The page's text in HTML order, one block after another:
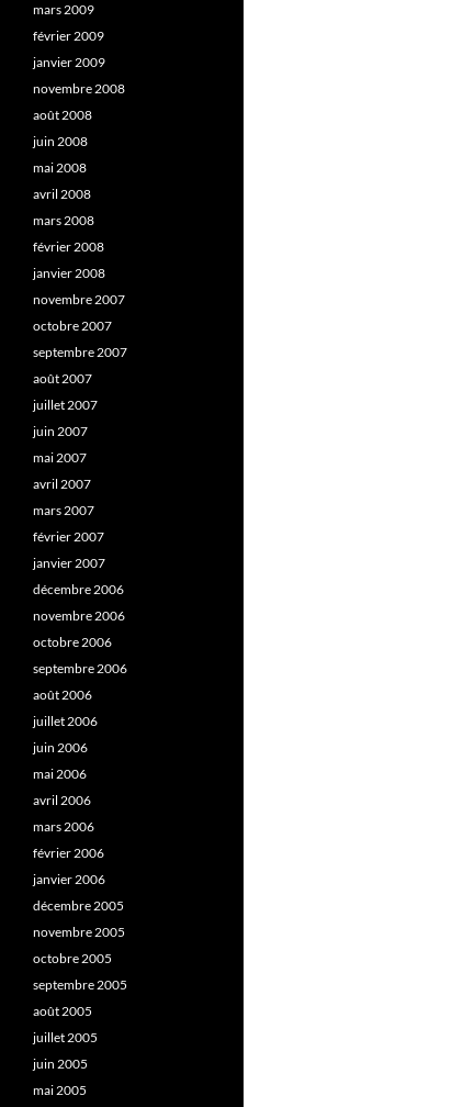
mars 2009
février 2009
janvier 2009
novembre 2008
août 2008
juin 2008
mai 2008
avril 2008
mars 2008
février 2008
janvier 2008
novembre 2007
octobre 2007
septembre 2007
août 2007
juillet 2007
juin 2007
mai 2007
avril 2007
mars 2007
février 2007
janvier 2007
décembre 2006
novembre 2006
octobre 2006
septembre 2006
août 2006
juillet 2006
juin 2006
mai 2006
avril 2006
mars 2006
février 2006
janvier 2006
décembre 2005
novembre 2005
octobre 2005
septembre 2005
août 2005
juillet 2005
juin 2005
mai 2005